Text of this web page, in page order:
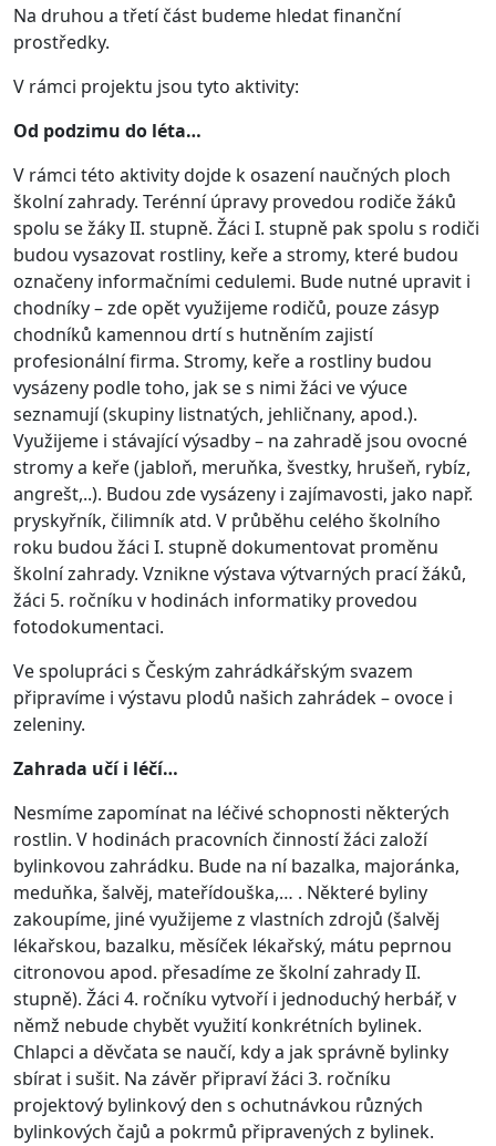
Na druhou a třetí část budeme hledat finanční
prostředky.
V rámci projektu jsou tyto aktivity:
Od podzimu do léta…
V rámci této aktivity dojde k osazení naučných ploch
školní zahrady. Terénní úpravy provedou rodiče žáků
spolu se žáky II. stupně. Žáci I. stupně pak spolu s rodiči
budou vysazovat rostliny, keře a stromy, které budou
označeny informačními cedulemi. Bude nutné upravit i
chodníky – zde opět využijeme rodičů, pouze zásyp
chodníků kamennou drtí s hutněním zajistí
profesionální firma. Stromy, keře a rostliny budou
vysázeny podle toho, jak se s nimi žáci ve výuce
seznamují (skupiny listnatých, jehličnany, apod.).
Využijeme i stávající výsadby – na zahradě jsou ovocné
stromy a keře (jabloň, meruňka, švestky, hrušeň, rybíz,
angrešt,..). Budou zde vysázeny i zajímavosti, jako např.
pryskyřník, čilimník atd. V průběhu celého školního
roku budou žáci I. stupně dokumentovat proměnu
školní zahrady. Vznikne výstava výtvarných prací žáků,
žáci 5. ročníku v hodinách informatiky provedou
fotodokumentaci.
Ve spolupráci s Českým zahrádkářským svazem
připravíme i výstavu plodů našich zahrádek – ovoce i
zeleniny.
Zahrada učí i léčí…
Nesmíme zapomínat na léčivé schopnosti některých
rostlin. V hodinách pracovních činností žáci založí
bylinkovou zahrádku. Bude na ní bazalka, majoránka,
meduňka, šalvěj, mateřídouška,… . Některé byliny
zakoupíme, jiné využijeme z vlastních zdrojů (šalvěj
lékařskou, bazalku, měsíček lékařský, mátu peprnou
citronovou apod. přesadíme ze školní zahrady II.
stupně). Žáci 4. ročníku vytvoří i jednoduchý herbář, v
němž nebude chybět využití konkrétních bylinek.
Chlapci a děvčata se naučí, kdy a jak správně bylinky
sbírat i sušit. Na závěr připraví žáci 3. ročníku
projektový bylinkový den s ochutnávkou různých
bylinkových čajů a pokrmů připravených z bylinek.